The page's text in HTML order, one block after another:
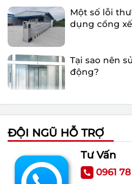
dụng cổng
về cổng xếp
Nguyên nhân
động bị gãy
ĐỘI NGŨ HỖ TRỢ
Tư Vấn
0961